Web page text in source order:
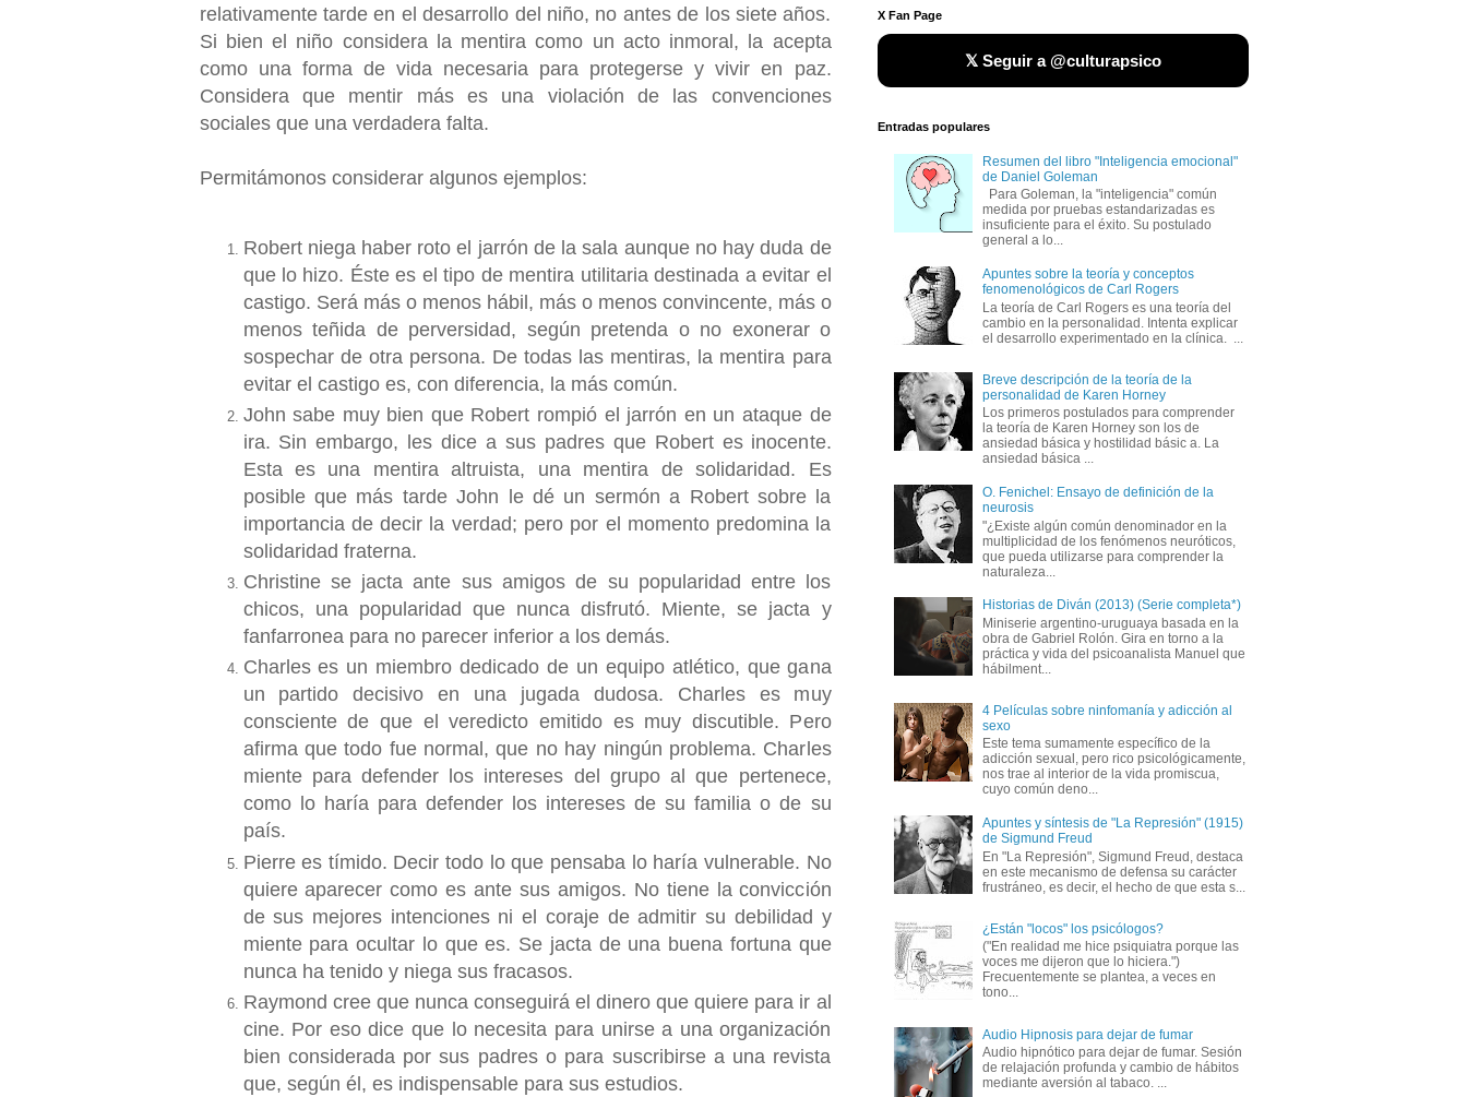
relativamente tarde en el desarrollo del niño, no antes de los siete años.
Si bien el niño considera la mentira como un acto inmoral, la acepta
como una forma de vida necesaria para protegerse y vivir en paz.
Considera que mentir más es una violación de las convenciones
sociales que una verdadera falta.
Permitámonos considerar algunos ejemplos:
Robert niega haber roto el jarrón de la sala aunque no hay duda de
que lo hizo. Éste es el tipo de mentira utilitaria destinada a evitar el
castigo. Será más o menos hábil, más o menos convincente, más o
menos teñida de perversidad, según pretenda o no exonerar o
sospechar de otra persona. De todas las mentiras, la mentira para
evitar el castigo es, con diferencia, la más común.
John sabe muy bien que Robert rompió el jarrón en un ataque de
ira. Sin embargo, les dice a sus padres que Robert es inocente.
Esta es una mentira altruista, una mentira de solidaridad. Es
posible que más tarde John le dé un sermón a Robert sobre la
importancia de decir la verdad; pero por el momento predomina la
solidaridad fraterna.
Christine se jacta ante sus amigos de su popularidad entre los
chicos, una popularidad que nunca disfrutó. Miente, se jacta y
fanfarronea para no parecer inferior a los demás.
Charles es un miembro dedicado de un equipo atlético, que gana
un partido decisivo en una jugada dudosa. Charles es muy
consciente de que el veredicto emitido es muy discutible. Pero
afirma que todo fue normal, que no hay ningún problema. Charles
miente para defender los intereses del grupo al que pertenece,
como lo haría para defender los intereses de su familia o de su
país.
Pierre es tímido. Decir todo lo que pensaba lo haría vulnerable. No
quiere aparecer como es ante sus amigos. No tiene la convicción
de sus mejores intenciones ni el coraje de admitir su debilidad y
miente para ocultar lo que es. Se jacta de una buena fortuna que
nunca ha tenido y niega sus fracasos.
Raymond cree que nunca conseguirá el dinero que quiere para ir al
cine. Por eso dice que lo necesita para unirse a una organización
bien considerada por sus padres o para suscribirse a una revista
que, según él, es indispensable para sus estudios.
X Fan Page
𝕏 Seguir a @culturapsico
Entradas populares
Resumen del libro "Inteligencia emocional"
de Daniel Goleman
Para Goleman, la "inteligencia" común
medida por pruebas estandarizadas es
insuficiente para el éxito. Su postulado
general a lo...
Apuntes sobre la teoría y conceptos
fenomenológicos de Carl Rogers
La teoría de Carl Rogers es una teoría del
cambio en la personalidad. Intenta explicar
el desarrollo experimentado en la clínica. ...
Breve descripción de la teoría de la
personalidad de Karen Horney
Los primeros postulados para comprender
la teoría de Karen Horney son los de
ansiedad básica y hostilidad básic a. La
ansiedad básica ...
O. Fenichel: Ensayo de definición de la
neurosis
"¿Existe algún común denominador en la
multiplicidad de los fenómenos neuróticos,
que pueda utilizarse para comprender la
naturaleza...
Historias de Diván (2013) (Serie completa*)
Miniserie argentino-uruguaya basada en la
obra de Gabriel Rolón. Gira en torno a la
práctica y vida del psicoanalista Manuel que
hábilment...
4 Películas sobre ninfomanía y adicción al
sexo
Este tema sumamente específico de la
adicción sexual, pero rico psicológicamente,
nos trae al interior de la vida promiscua,
cuyo común deno...
Apuntes y síntesis de "La Represión" (1915)
de Sigmund Freud
En "La Represión", Sigmund Freud, destaca
en este mecanismo de defensa su carácter
frustráneo, es decir, el hecho de que esta s...
¿Están "locos" los psicólogos?
("En realidad me hice psiquiatra porque las
voces me dijeron que lo hiciera.")
Frecuentemente se plantea, a veces en
tono...
Audio Hipnosis para dejar de fumar
Audio hipnótico para dejar de fumar. Sesión
de relajación profunda y cambio de hábitos
mediante aversión al tabaco. ...